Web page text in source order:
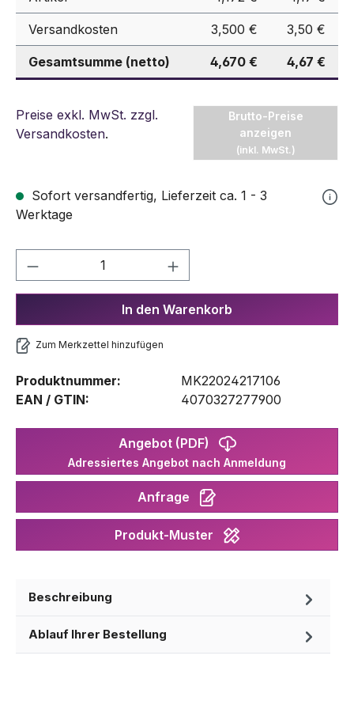
Versandkosten 3,500 € 3,50 €
Gesamtsumme (netto) 4,670 € 4,67 €
Preise exkl. MwSt. zzgl.
Versandkosten.
Brutto-Preise
anzeigen
(inkl. MwSt.)
Sofort versandfertig, Lieferzeit ca. 1 - 3
Werktage
Produkt Anzahl: Gib den
In den Warenkorb
Zum Merkzettel hinzufügen
Produktnummer:
MK22024217106
EAN / GTIN:
4070327277900
Angebot (PDF)
Adressiertes Angebot nach Anmeldung
Anfrage
Produkt-Muster
Beschreibung
Ablauf Ihrer Bestellung